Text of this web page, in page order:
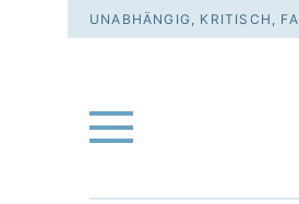
UNABHÄNGIG, KRITISCH,